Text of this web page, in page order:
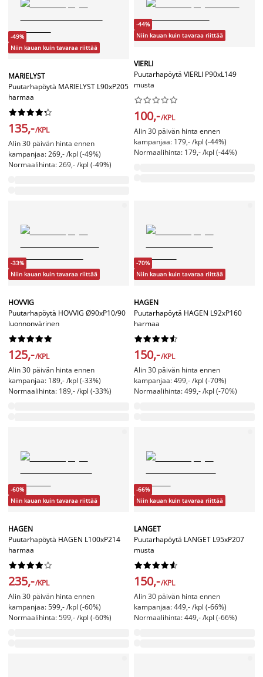
-49%
Niin kauan kuin tavaraa riittää
MARIELYST
Puutarhapöytä MARIELYST L90xP205
harmaa






135,-/KPL
Alin 30 päivän hinta ennen
kampanjaa: 269,- /kpl (-49%)
Normaalihinta: 269,- /kpl (-49%)
-44%
Niin kauan kuin tavaraa riittää
VIERLI
Puutarhapöytä VIERLI P90xL149
musta






100,-/KPL
Alin 30 päivän hinta ennen
kampanjaa: 179,- /kpl (-44%)
Normaalihinta: 179,- /kpl (-44%)
-33%
Niin kauan kuin tavaraa riittää
HOVVIG
Puutarhapöytä HOVVIG Ø90xP10/90
luonnonvärinen






125,-/KPL
Alin 30 päivän hinta ennen
kampanjaa: 189,- /kpl (-33%)
Normaalihinta: 189,- /kpl (-33%)
-70%
Niin kauan kuin tavaraa riittää
HAGEN
Puutarhapöytä HAGEN L92xP160
harmaa






150,-/KPL
Alin 30 päivän hinta ennen
kampanjaa: 499,- /kpl (-70%)
Normaalihinta: 499,- /kpl (-70%)
-60%
Niin kauan kuin tavaraa riittää
HAGEN
Puutarhapöytä HAGEN L100xP214
harmaa






235,-/KPL
Alin 30 päivän hinta ennen
kampanjaa: 599,- /kpl (-60%)
Normaalihinta: 599,- /kpl (-60%)
-66%
Niin kauan kuin tavaraa riittää
LANGET
Puutarhapöytä LANGET L95xP207
musta






150,-/KPL
Alin 30 päivän hinta ennen
kampanjaa: 449,- /kpl (-66%)
Normaalihinta: 449,- /kpl (-66%)